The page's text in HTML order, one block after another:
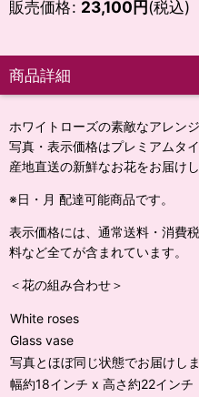
販売価格: 23,100円(税込)
商品詳細
ホワイトローズの素敵なアレンジ
写真・表示価格はプレミアムタイ
産地直送の新鮮なお花をお届けし
※日・月 配達可能商品です。
表示価格には、通常送料・消費
料など全てが含まれています。
＜花の組み合わせ＞
White roses
Glass vase
写真とほぼ同じ状態でお届けしま
幅約18インチ x 高さ約22インチ